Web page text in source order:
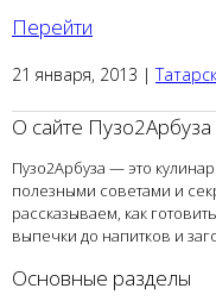
Перейти
21 января, 2013 |
О сайте Пузо2Арбуза
Пузо2Арбуза — это
полезными советами и
рассказываем, как
выпечки до напитков и
Основные разделы